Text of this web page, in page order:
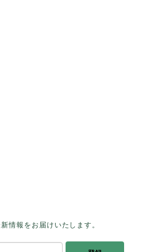
う言い伝えがあるケサラン
す。メッセージでは色々記
たいつかお会いして楽しい
入れてくださり とても嬉
の石のふわりとした光を
した。これからはT様の
情報をお届けいたします。